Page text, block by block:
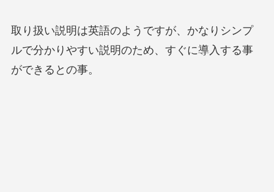
取り扱い説明は英語のようですが、かなりシンプ
ルで分かりやすい説明のため、すぐに導入する事
ができるとの事。